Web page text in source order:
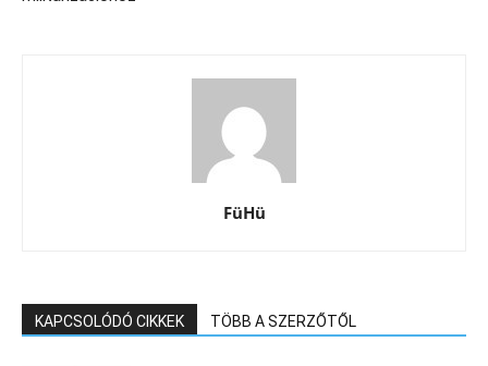
FüHü
KAPCSOLÓDÓ CIKKEK TÖBB A SZERZŐTŐL